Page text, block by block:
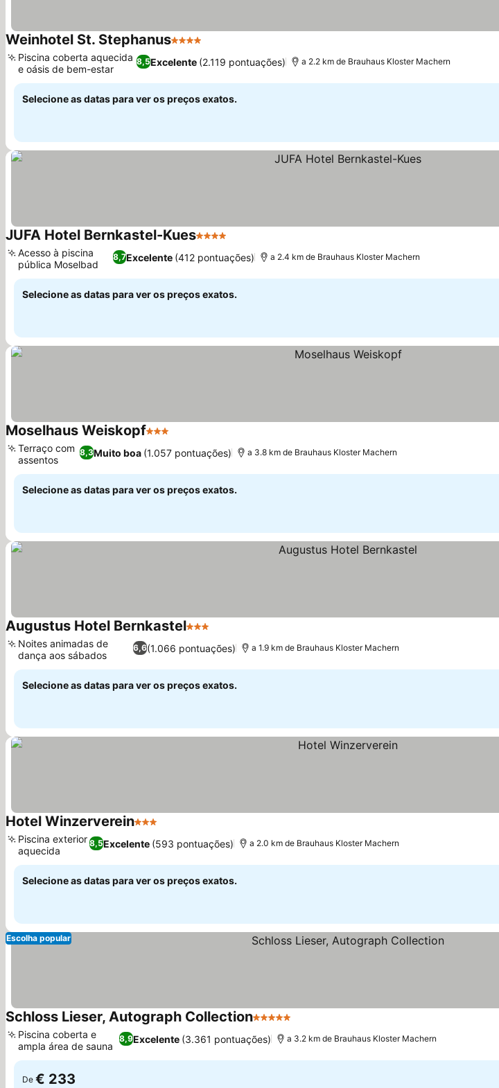
Weinhotel St. Stephanus4 Estrelas
8,5Excelente (2.119 pontuações)
Piscina coberta aquecida
e oásis de bem-estar
a 2.2 km de Brauhaus Kloster Machern
Selecione as datas para ver os preços exatos.
JUFA Hotel Bernkastel-Kues4 Estrelas
8,7Excelente (412 pontuações)
Acesso à piscina
pública Moselbad
a 2.4 km de Brauhaus Kloster Machern
Selecione as datas para ver os preços exatos.
Moselhaus Weiskopf3 Estrelas
8,3Muito boa (1.057 pontuações)
Terraço com
assentos
a 3.8 km de Brauhaus Kloster Machern
Selecione as datas para ver os preços exatos.
Augustus Hotel Bernkastel3 Estrelas
6,6(1.066 pontuações)
Noites animadas de
dança aos sábados
a 1.9 km de Brauhaus Kloster Machern
Selecione as datas para ver os preços exatos.
Hotel Winzerverein3 Estrelas
8,5Excelente (593 pontuações)
Piscina exterior
aquecida
a 2.0 km de Brauhaus Kloster Machern
Selecione as datas para ver os preços exatos.
Escolha popular
Schloss Lieser, Autograph Collection5 Estrelas
8,9Excelente (3.361 pontuações)
Piscina coberta e
ampla área de sauna
a 3.2 km de Brauhaus Kloster Machern
De € 233